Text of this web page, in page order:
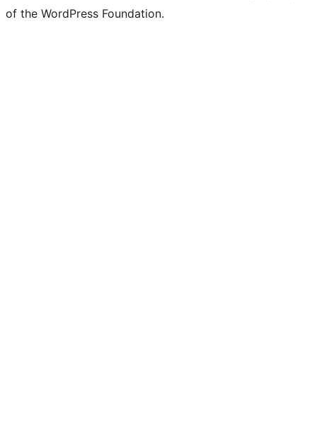
of the WordPress Foundation.